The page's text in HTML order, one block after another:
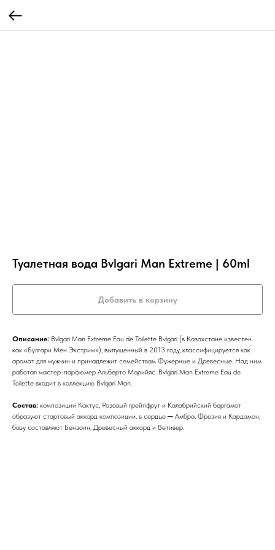
Туалетная вода Bvlgari Man Extreme | 60ml
Добавить в корзину
Описание: Bvlgari Man Extreme Eau de Toilette Bvlgari (в Казахстане известен
как «Булгари Мен Экстрим»), выпущенный в 2013 году, классифицируется как
аромат для мужчин и принадлежит семействам Фужерные и Древесные. Над ним
работал мастер-парфюмер Альберто Морийяс. Bvlgari Man Extreme Eau de
Toilette входит в коллекцию Bvlgari Man.
Состав: композиции Кактус, Розовый грейпфрут и Калабрийский бергамот
образуют стартовый аккорд композиции, в сердце ─ Амбра, Фрезия и Кардамон;
базу составляют Бензоин, Древесный аккорд и Ветивер.